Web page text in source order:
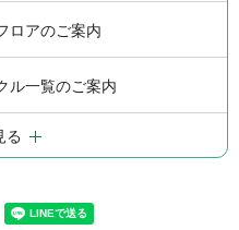
ロアのご案内
ル一覧のご案内
る